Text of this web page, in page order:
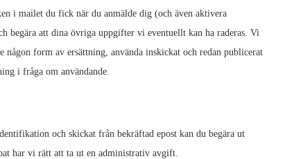
i mailet du fick när du anmälde dig (och även aktivera
begära att dina övriga uppgifter vi eventuellt kan ha raderas. Vi
någon form av ersättning, använda inskickat och redan publicerat
i fråga om användande.
och skickat från bekräftad epost kan du begära ut
har vi rätt att ta ut en administrativ avgift.